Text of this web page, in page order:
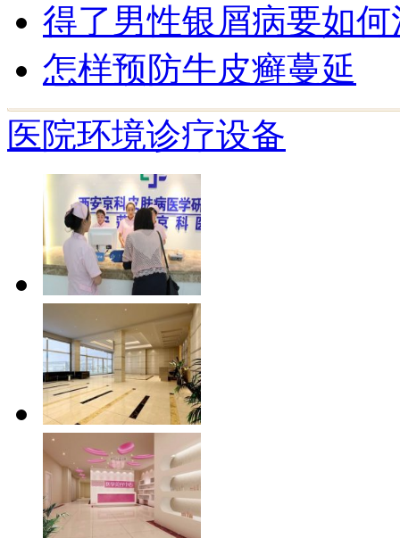
得了男性银屑病要如何
怎样预防牛皮癣蔓延
医院环境诊疗设备